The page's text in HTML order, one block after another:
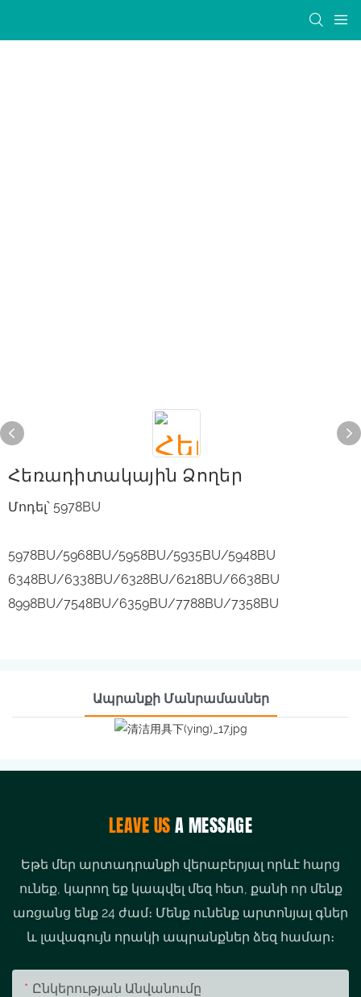
Հեռադիտակային Ձողեր
Մոդել՝ 5978BU
5978BU/5968BU/5958BU/5935BU/5948BU
6348BU/6338BU/6328BU/6218BU/6638BU
8998BU/7548BU/6359BU/7788BU/7358BU
Ապրանքի Մանրամասներ
LEAVE USA MESSAGE
Եթե ​​մեր արտադրանքի վերաբերյալ որևէ հարց
ունեք, կարող եք կապվել մեզ հետ, քանի որ մենք
առցանց ենք 24 ժամ։ Մենք ունենք արտոնյալ գներ
և լավագույն որակի ապրանքներ ձեզ համար։
Ընկերության Անվանումը